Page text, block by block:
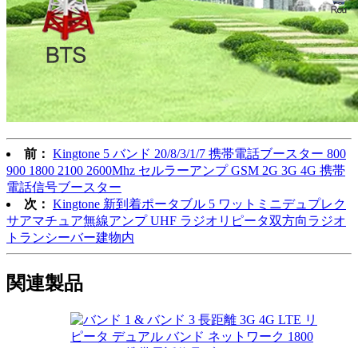
前： Kingtone 5 バンド 20/8/3/1/7 携帯電話ブースター 800
900 1800 2100 2600Mhz セルラーアンプ GSM 2G 3G 4G 携帯
電話信号ブースター
次： Kingtone 新到着ポータブル 5 ワットミニデュプレク
サアマチュア無線アンプ UHF ラジオリピータ双方向ラジオ
トランシーバー建物内
関連製品